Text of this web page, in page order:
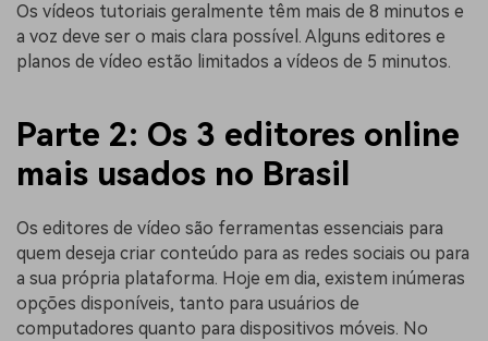
Os vídeos tutoriais geralmente têm mais de 8 minutos e
a voz deve ser o mais clara possível. Alguns editores e
planos de vídeo estão limitados a vídeos de 5 minutos.
Parte 2: Os 3 editores online
mais usados no Brasil
Os editores de vídeo são ferramentas essenciais para
quem deseja criar conteúdo para as redes sociais ou para
a sua própria plataforma. Hoje em dia, existem inúmeras
opções disponíveis, tanto para usuários de
computadores quanto para dispositivos móveis. No